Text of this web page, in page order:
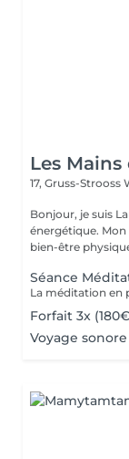
Les
17, Gruss-Strooss
Bonjour, je suis
énergétique. Mon approche personnalisée vise à favoriser votre
bien-être
Séance
Forfait 3x
Voyage